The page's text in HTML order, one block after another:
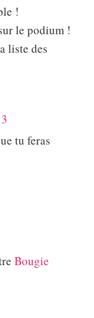
!
le podium !
liste des
tu feras
Bougie